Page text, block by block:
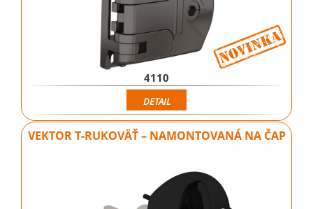
4110
DETAIL
VEKTOR T-RUKOVÄŤ – NAMONTOVANÁ NA ČAP